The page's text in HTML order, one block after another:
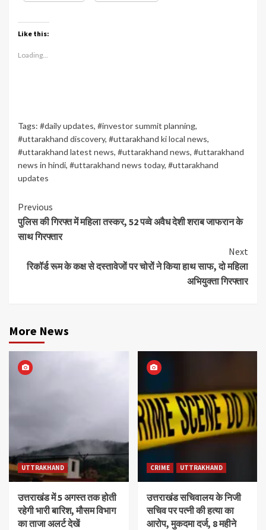
Like this:
Loading...
Tags: #daily updates, #investor summit planning,
#uttarakhand discovery, #uttarakhand ki local news,
#uttarakhand latest news, #uttarakhand news, #uttarakhand
news in hindi, #uttarakhand news today, #uttarakhand
updates
Continue
Reading
Previous
पुलिस की गिरफ्त में महिला तस्कर, 52 पव्वे अवैध देशी शराब जाफरान के
साथ गिरफ्तार
Next
रिकॉर्ड रूम के कक्ष से दस्तावेजों पर चोरों ने किया हाथ साफ, दो महिला
अभियुक्ता गिरफ्तार
More News
UTTRAKHAND
उत्तराखंड में 5 अगस्त तक होती
रहेगी भारी बारिश, मौसम विभाग
का ताजा अलर्ट देखें
CRIME UTTRAKHAND
उत्तराखंड सचिवालय के निजी
सचिव पर पत्नी की हत्या का
आरोप, मुकदमा दर्ज, 8 महीने